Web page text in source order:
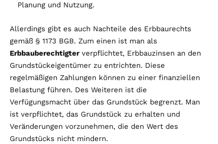
Planung und Nutzung.
Allerdings gibt es auch Nachteile des Erbbaurechts
gemäß § 1173 BGB. Zum einen ist man als
Erbbauberechtigterverpflichtet, Erbbauzinsen an den
Grundstückeigentümer zu entrichten. Diese
regelmäßigen Zahlungen können zu einer finanziellen
Belastung führen. Des Weiteren ist die
Verfügungsmacht über das Grundstück begrenzt. Man
ist verpflichtet, das Grundstück zu erhalten und
Veränderungen vorzunehmen, die den Wert des
Grundstücks nicht mindern.